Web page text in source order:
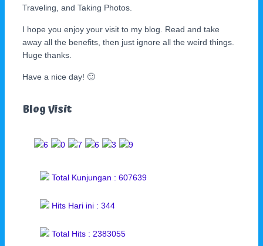
Traveling, and Taking Photos.
I hope you enjoy your visit to my blog. Read and take
away all the benefits, then just ignore all the weird things.
Huge thanks.
Have a nice day! 🙂
Blog Visit
Total Kunjungan : 607639
Hits Hari ini : 344
Total Hits : 2383055